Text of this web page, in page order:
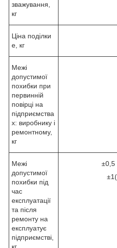
зважування,
кг
Ціна поділки
е, кг
Межі
допустимої
похибки при
первинній
повірці на
підприємства
х: виробнику і
ремонтному,
кг
Межі
допустимої
похибки під
час
експлуатації
та після
ремонту на
експлуатує
підприємстві,
±0,5